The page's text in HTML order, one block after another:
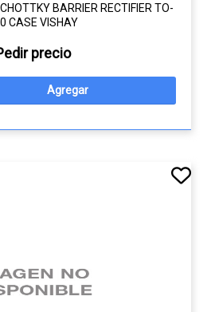
BARRIER RECTIFIER TO-
CASE VISHAY
precio